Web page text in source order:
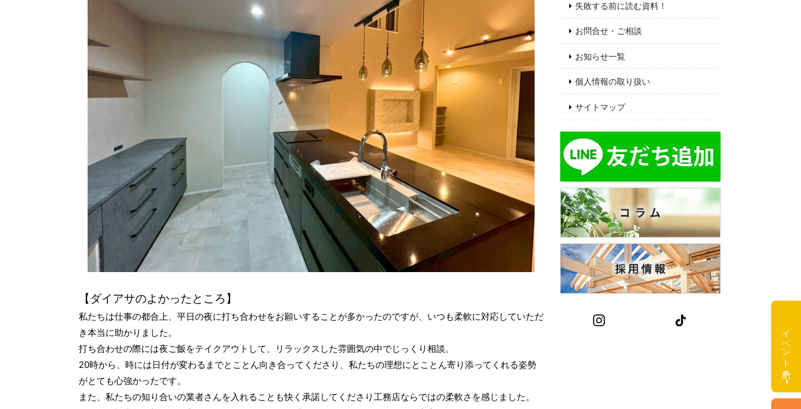
【ダイアサのよかったところ】
私たちは仕事の都合上、平日の夜に打ち合わせをお願いすることが多かったのですが、いつも柔軟に対応していただ
き本当に助かりました。
打ち合わせの際には夜ご飯をテイクアウトして、リラックスした雰囲気の中でじっくり相談。
20時から、時には日付が変わるまでとことん向き合ってくださり、私たちの理想にとことん寄り添ってくれる姿勢
がとても心強かったです。
また、私たちの知り合いの業者さんを入れることも快く承諾してくださり工務店ならではの柔軟さを感じました。
失敗する前に読む資料！
お問合せ・ご相談
お知らせ一覧
個人情報の取り扱い
サイトマップ
イベント予約